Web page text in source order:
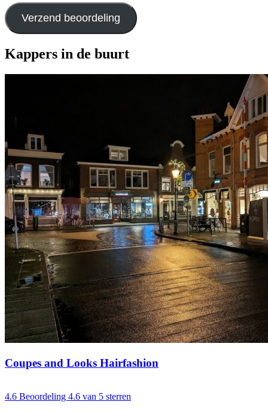
Verzend beoordeling
Kappers in de buurt
Coupes and Looks Hairfashion
4.6 Beoordeling 4.6 van 5 sterren